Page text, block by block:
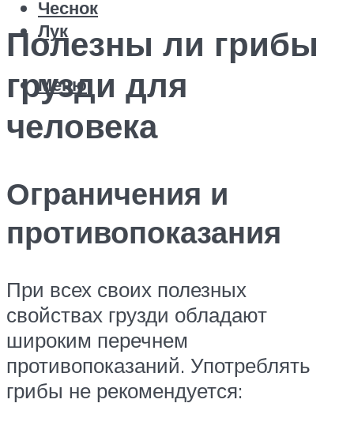
Чеснок
Лук
Меню
Полезны ли грибы
грузди для
человека
Ограничения и
противопоказания
При всех своих полезных
свойствах грузди обладают
широким перечнем
противопоказаний. Употреблять
грибы не рекомендуется: